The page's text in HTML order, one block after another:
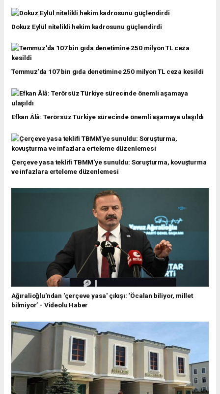
Dokuz Eylül nitelikli hekim kadrosunu güçlendirdi
Temmuz'da 107 bin gıda denetimine 250 milyon TL ceza kesildi
Efkan Âlâ: Terörsüz Türkiye sürecinde önemli aşamaya ulaşıldı
Çerçeve yasa teklifi TBMM'ye sunuldu: Soruşturma, kovuşturma
ve infazlara erteleme düzenlemesi
Ağıralioğlu'ndan 'çerçeve yasa' çıkışı: ‘Öcalan biliyor, millet
bilmiyor’ - Videolu Haber